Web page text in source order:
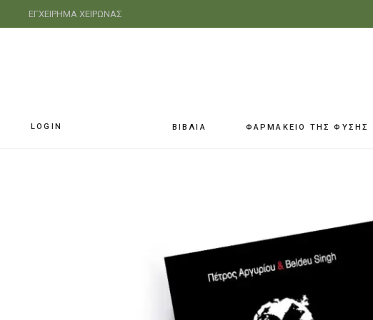
ΕΓΧΕΙΡΗΜΑ ΧΕΙΡΩΝΑΣ
LOGIN ΒΙΒΛΙΑ ΦΑΡΜΑΚΕΙΟ ΤΗΣ ΦΥΣΗΣ